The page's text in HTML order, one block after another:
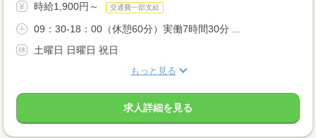
時給1,900円～ 交通費一部支給
09：30-18：00（休憩60分）実働7時間30分 ...
土曜日 日曜日 祝日
もっと見る
求人詳細を見る